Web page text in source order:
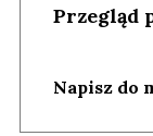
Przegląd
Napisz do